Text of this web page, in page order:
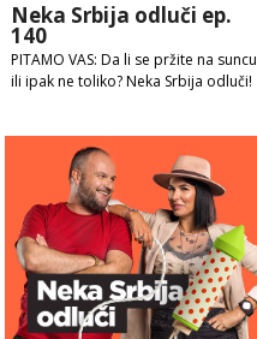
Neka Srbija odluči ep.
140
PITAMO VAS: Da li se pržite na suncu
ili ipak ne toliko? Neka Srbija odluči!